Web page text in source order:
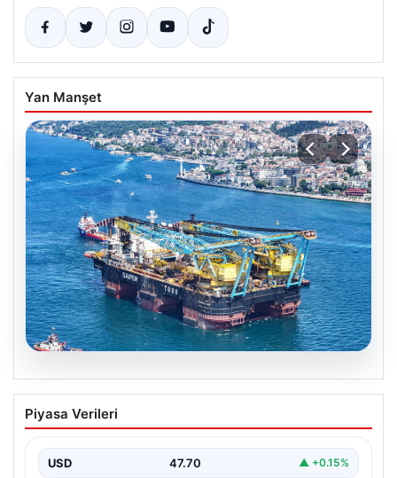
Yan Manşet
İstanbul Boğazı’ndan bir dev geçti.
Köprülerin altından geçebilmek için
Piyasa Verileri
USD 47.70 ▲ +0.15%